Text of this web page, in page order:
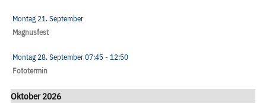
Montag 21. September
Magnusfest
Montag 28. September07:45- 12:50
Fototermin
Oktober 2026